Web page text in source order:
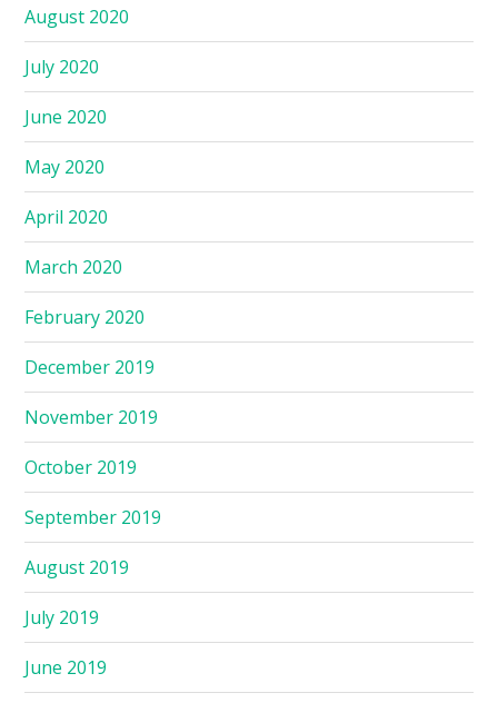
August 2020
July 2020
June 2020
May 2020
April 2020
March 2020
February 2020
December 2019
November 2019
October 2019
September 2019
August 2019
July 2019
June 2019